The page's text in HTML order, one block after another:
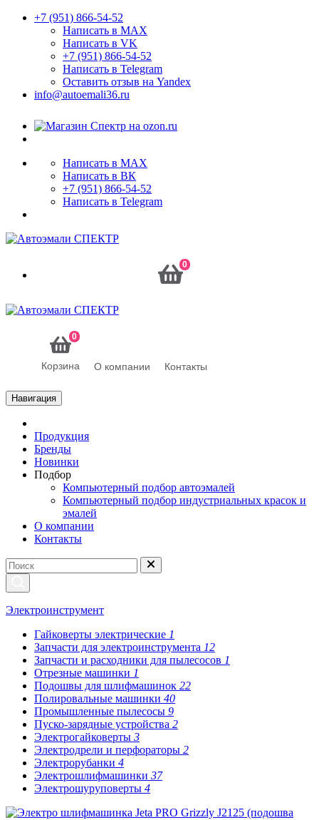
+7 (951) 866-54-52
Написать в MAX
Написать в VK
+7 (951) 866-54-52
Написать в Telegram
Оставить отзыв на Yandex
info@autoemali36.ru
Написать в MAX
Написать в ВК
+7 (951) 866-54-52
Написать в Telegram
0
0
Корзина О компании Контакты
Навигация
Продукция
Бренды
Новинки
Подбор
Компьютерный подбор автоэмалей
Компьютерный подбор индустриальных красок и
эмалей
О компании
Контакты
Электроинструмент
Гайковерты электрические 1
Запчасти для электроинструмента 12
Запчасти и расходники для пылесосов 1
Отрезные машинки 1
Подошвы для шлифмашинок 22
Полировальные машинки 40
Промышленные пылесосы 9
Пуско-зарядные устройства 2
Электрогайковерты 3
Электродрели и перфораторы 2
Электрорубанки 4
Электрошлифмашинки 37
Электрошуруповерты 4